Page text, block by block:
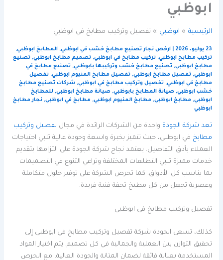
ابوظبي
الرئيسية ابوظبي تفصيل وتركيب مطابخ في ابوظبي
23 يوليو، 2026 |ارخص نجار تصنيع مطابخ خشب في ابوظبي,المطابخ ابوظبي,
تركيب مطابخ ابوظبي,تركيب مطابخ في ابوظبي,تصميم مطابخ ابوظبي,تصنيع
مطابخ ابوظبي,تصنيع مطابخ خشب وتركيبها بابوظبي,تصنيع مطابخ في
ابوظبي,تفصيل مطابخ ابوظبي,تفصيل مطابخ المنيوم ابوظبي,تفصيل
مطابخ في ابوظبي,تفصيل وتركيب مطابخ في ابوظبي,شركات تصنيع مطابخ
خشب ابوظبي, صيانة المطابخ بابوظبي, صيانة مطابخ ابوظبي,للمطابخ
ابوظبي, مطابخ ابوظبي, مطابخ المنيوم ابوظبي, مطابخ في ابوظبي,نجار مطابخ
ابوظبي
تعد شركة الجودة واحدة من الشركات الرائدة في مجال تفصيل وتركيب
مطابخ في ابوظبي، حيث تتميز بخبرة واسعة وجودة عالية تلبي احتياجات
العملاء بأدق التفاصيل. يعتمد نجاح شركة الجودة على التزامها بتقديم
خدمات مميزة تلبي التطلعات المختلفة وتراعي التنوع في التصميمات
بما يناسب كل الأذواق. كما تحرص الشركة على توفير حلول متكاملة
وعصرية تجعل من كل مطبخ تحفة فنية فريدة.
تفصيل وتركيب مطابخ في ابوظبي
كذلك، تسعى الجودة شركة تفصيل وتركيب مطابخ في ابوظبي إلى
تحقيق التوازن بين العملية والجمالية في كل تصميم. يتم اختيار المواد
المستخدمة بعناية فائقة لضمان المتانة والجودة العالية، مع الحرص